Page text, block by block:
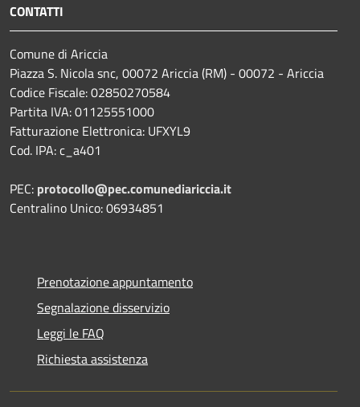
CONTATTI
Comune di Ariccia
Piazza S. Nicola snc, 00072 Ariccia (RM) - 00072 - Ariccia
Codice Fiscale: 02850270584
Partita IVA: 01125551000
Fatturazione Elettronica: UFXYL9
Cod. IPA: c_a401
PEC: protocollo@pec.comunediariccia.it
Centralino Unico: 06934851
Prenotazione appuntamento
Segnalazione disservizio
Leggi le FAQ
Richiesta assistenza